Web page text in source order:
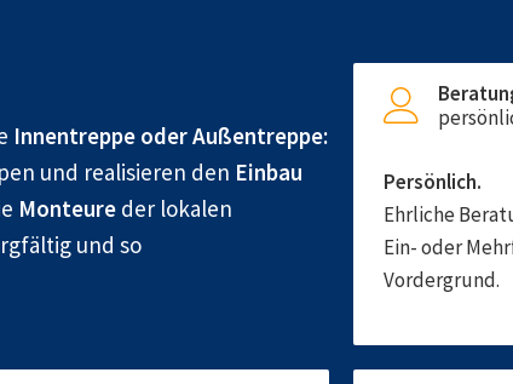
Innentreppe oder Außentreppe:
und realisieren den Einbau
Monteure der lokalen
und so
Persönlich.
Ehrliche
Ein- oder
Vordergrund.